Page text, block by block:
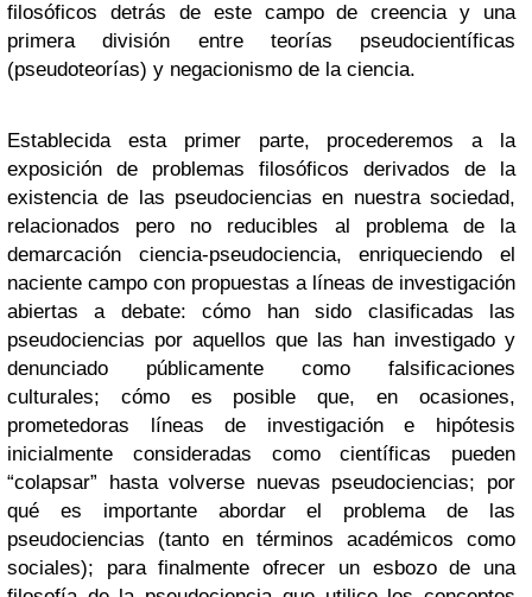
filosóficos detrás de este campo de creencia y una
primera división entre teorías pseudocientíficas
(pseudoteorías) y negacionismo de la ciencia.
Establecida esta primer parte, procederemos a la
exposición de problemas filosóficos derivados de la
existencia de las pseudociencias en nuestra sociedad,
relacionados pero no reducibles al problema de la
demarcación ciencia-pseudociencia, enriqueciendo el
naciente campo con propuestas a líneas de investigación
abiertas a debate: cómo han sido clasificadas las
pseudociencias por aquellos que las han investigado y
denunciado públicamente como falsificaciones
culturales; cómo es posible que, en ocasiones,
prometedoras líneas de investigación e hipótesis
inicialmente consideradas como científicas pueden
“colapsar” hasta volverse nuevas pseudociencias; por
qué es importante abordar el problema de las
pseudociencias (tanto en términos académicos como
sociales); para finalmente ofrecer un esbozo de una